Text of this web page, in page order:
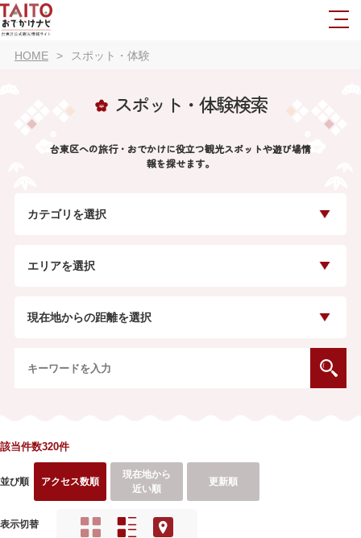
HOME スポット・体験
スポット・体験検索
台東区への旅行・おでかけに役立つ観光スポットや遊び場情
報を探せます。
カテゴリを選択
エリアを選択
現在地からの距離を選択
該当件数320件
並び順 アクセス数順
現在地から
近い順
更新順
表示切替